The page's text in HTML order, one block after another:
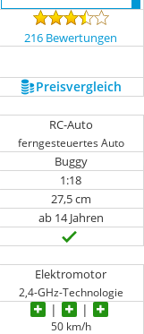
216 Bewertungen
Preis­vergleich
RC-Auto
ferngesteuertes Auto
Buggy
1:18
27,5 cm
ab 14 Jahren
Elektromotor
2,4-GHz-Technologie
50 km/h